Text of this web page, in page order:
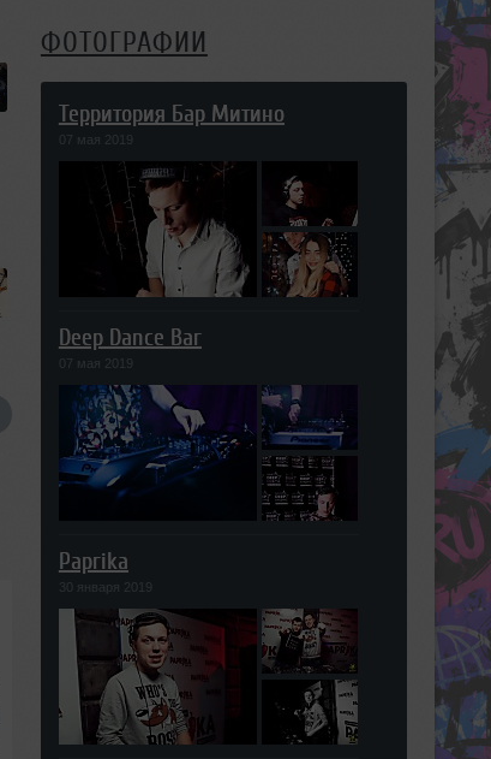
ФОТОГРАФИИ
Территория Бар Митино
07 мая 2019
Deep Dance Bar
07 мая 2019
Paprika
30 января 2019